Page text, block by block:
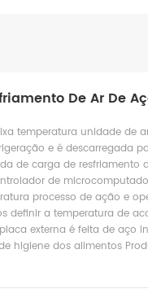
De Ar De
temperatura unidade de
e é descarregada
de carga de resfriamento
de
processo de ação e
definir a temperatura de
externa é feita de aço
higiene dos alimentos